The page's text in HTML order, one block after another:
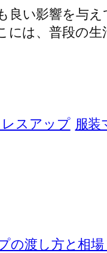
良い影響を与
は、普段の
レスアップ 服装
の渡し方と相